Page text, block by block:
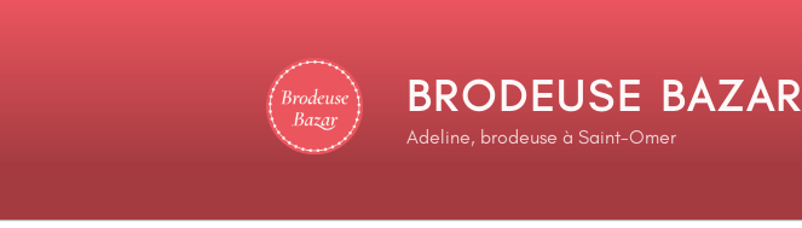
BRODEUSE BAZAR
Adeline, brodeuse à Saint-Omer